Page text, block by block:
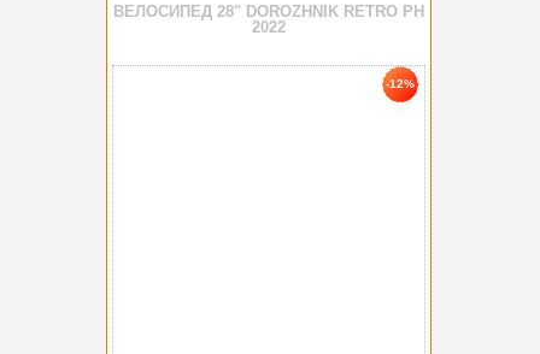
ВЕЛОСИПЕД 28" DOROZHNIK RETRO PH
2022
-12%